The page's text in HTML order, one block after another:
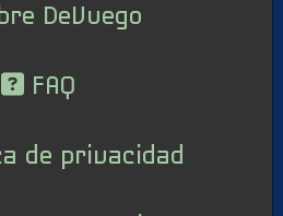
DeVuego
FAQ
de privacidad